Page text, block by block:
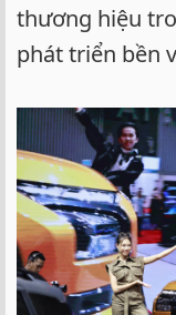
thương hiệu
phát triển bền